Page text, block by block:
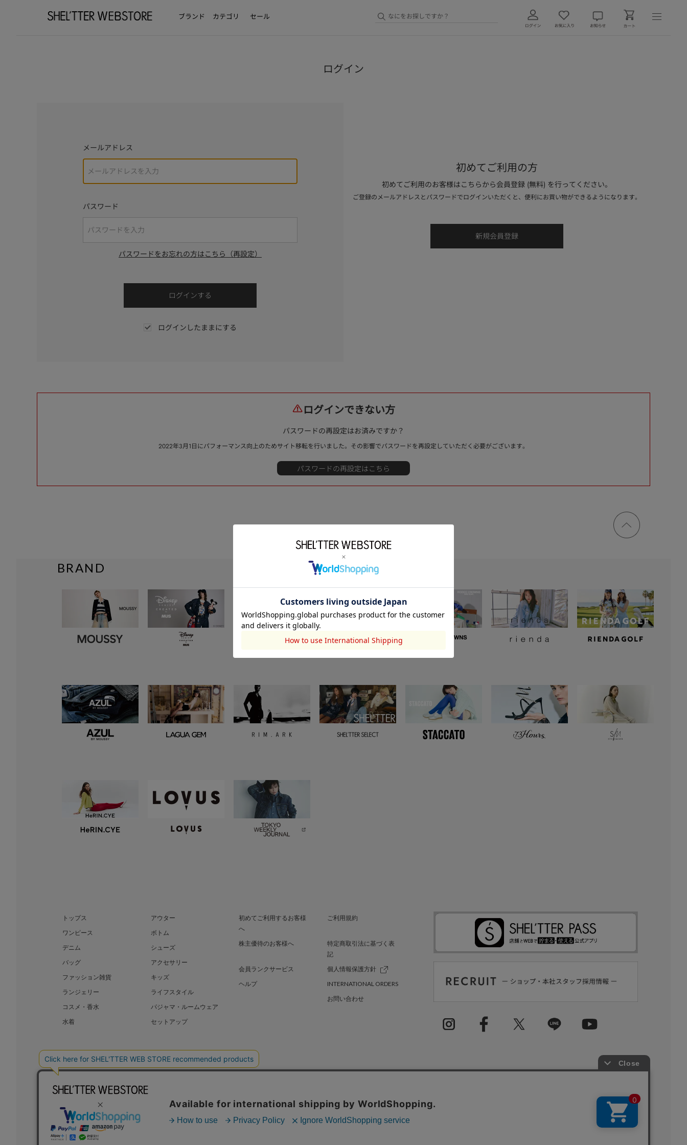
ブランド カテゴリ セール
ログイン
メールアドレス
パスワード
パスワードをお忘れの方はこちら（再設定）
ログインしたままにする
初めてご利用の方
初めてご利用のお客様はこちらから会員登録 (無料) を行ってください。
ご登録のメールアドレスとパスワードでログインいただくと、便利にお買い物ができるようになります。
ログインできない方
パスワードの再設定はお済みですか？
2022年3月1日にパフォーマンス向上のためサイト移転を行いました。その影響でパスワードを再設定していただく必要がございます。
ページ
トップ
BRAND
トップス
アウター
ワンピース
ボトム
デニム
シューズ
バッグ
アクセサリー
ファッション雑貨
キッズ
ランジェリー
ライフスタイル
コスメ・香水
パジャマ・ルームウェア
水着
セットアップ
初めてご利用するお客様
へ
ご利用規約
株主優待のお客様へ
特定商取引法に基づく表
記
会員ランクサービス
個人情報保護方針
ヘルプ
INTERNATIONAL ORDERS
お問い合わせ
BAROQUE JAPAN LIMITED SHEL’TTER GREEN 採用情報
COPYRIGHT © BAROQUE JAPAN LIMITED ALL RIGHTS RESERVED.